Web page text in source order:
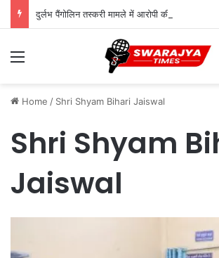
दुर्लभ पैंगोलिन तस्करी मामले में आरोपी की जमानत
Menu
Home / Shri Shyam Bihari Jaiswal
Shri Shyam
Jaiswal